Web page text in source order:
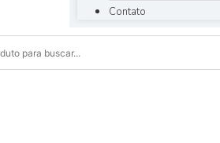
Contato